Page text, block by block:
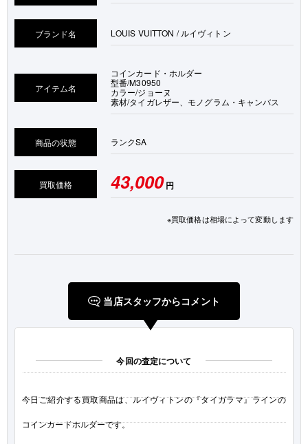
ブランド名 LOUIS VUITTON / ルイヴィトン
アイテム名
コインカード・ホルダー
型番/M30950
カラー/ジョーヌ
素材/タイガレザー、モノグラム・キャンバス
商品の状態 ランクSA
買取価格 43,000 円
※買取価格は相場によって変動します
当店スタッフからコメント
今回の査定について
今日ご紹介する買取商品は、ルイヴィトンの『タイガラマ』ラインの
コインカードホルダーです。